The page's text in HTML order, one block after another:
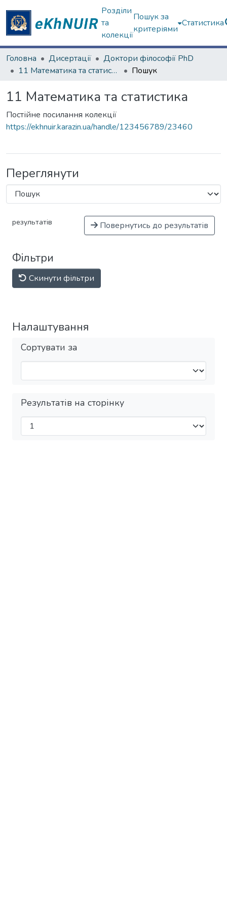
Розділи
та
колекції
Пошук за
критеріями
Статистика
Головна Дисертації
Доктори філософії PhD
11 Математика та статистика
Пошук
11 Математика та статистика
Постійне посилання колекції
https://ekhnuir.karazin.ua/handle/123456789/23460
Переглянути
результатів Повернутись до результатів
Фільтри
Скинути фільтри
Налаштування
Сортувати за
Результатів на сторінку